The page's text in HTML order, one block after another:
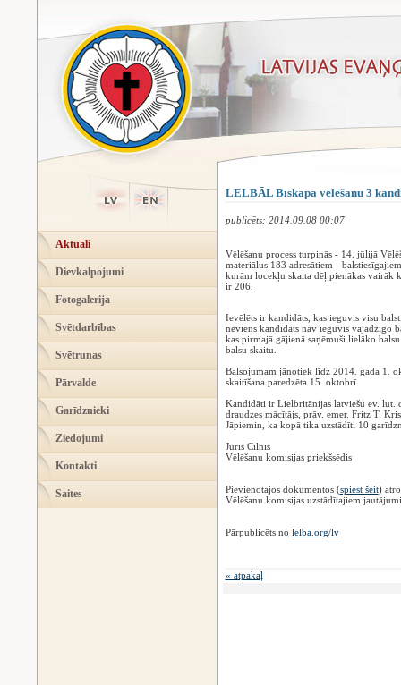
Aktuāli
Dievkalpojumi
Fotogalerija
Svētdarbības
Svētrunas
Pārvalde
Garīdznieki
Ziedojumi
Kontakti
Saites
LELBĀL Bīskapa vēlēšanu 3
publicēts: 2014.09.08 00:07
Vēlēšanu process turpinās - 14. jūlijā
materiālus 183 adresātiem -
kurām locekļu skaita dēļ pienākas vairāk
ir 206.
Ievēlēts ir kandidāts, kas ieguvis visu
neviens kandidāts nav ieguvis vajadzīgo
kas pirmajā gājienā saņēmuši lielāko
balsu skaitu.
Balsojumam jānotiek līdz 2014. gada 1.
skaitīšana paredzēta 15. oktobrī.
Kandidāti ir Lielbritānijas latviešu ev. lut.
draudzes mācītājs, prāv. emer. Fritz T.
Jāpiemin, ka kopā tika uzstādīti 10
Juris Cilnis
Vēlēšanu komisijas priekšsēdis
‌Pievienotajos dokumentos (spiest šeit)
Vēlēšanu komisijas uzstādītajiem
Pārpublicēts no lelba.org/lv
« atpakaļ